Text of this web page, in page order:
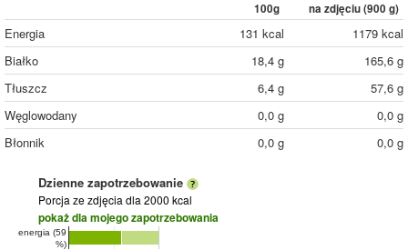
100g na zdjęciu (900 g)
Energia 131 kcal
1179 kcal
Białko
18,4 g
165,6 g
Tłuszcz
6,4 g
57,6 g
Węglowodany
0,0 g
0,0 g
Błonnik
0,0 g 0,0 g
Dzienne zapotrzebowanie
Porcja ze zdjęcia dla 2000 kcal
pokaż dla mojego zapotrzebowania
energia (59
%)